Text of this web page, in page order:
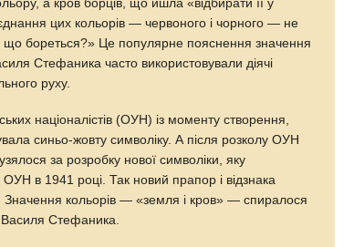
а кров борців, що йшла «відбирати її у
цих кольорів — червоного і чорного — не
що бореться?» Це популярне пояснення значення
Стефаника часто використовували діячі
руху.
націоналістів (ОУН) із моменту створення,
синьо-жовту символіку. А після розколу ОУН
за розробку нової символіки, яку
в 1941 році. Так новий прапор і відзнака
кольорів — «земля і кров» — спиралося
Стефаника.